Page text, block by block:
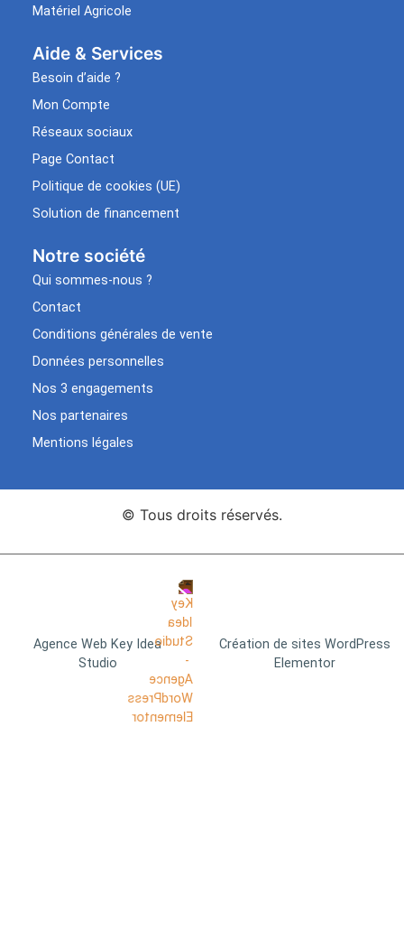
Matériel Agricole
Aide & Services​
Besoin d’aide ?
Mon Compte
Réseaux sociaux
Page Contact
Politique de cookies (UE)
Solution de financement
Notre société
Qui sommes-nous ?
Contact
Conditions générales de vente
Données personnelles
Nos 3 engagements
Nos partenaires
Mentions légales
© Tous droits réservés.
Agence Web Key Idea
Studio
Création de sites WordPress
Elementor